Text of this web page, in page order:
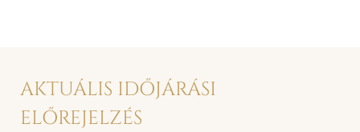
AKTUÁLIS IDŐJÁRÁSI
ELŐREJELZÉS